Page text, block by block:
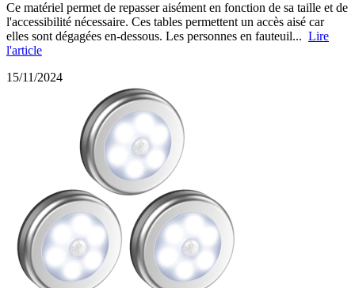
Ce matériel permet de repasser aisément en fonction de sa taille et de
l'accessibilité nécessaire. Ces tables permettent un accès aisé car
elles sont dégagées en-dessous. Les personnes en fauteuil... Lire
l'article
15/11/2024